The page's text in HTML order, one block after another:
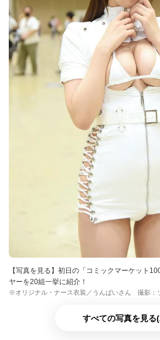
【写真を見る】初日の「コミックマーケット
ヤーを20組一挙に紹介！
※オリジナル・ナース衣装／うんぱいさん 撮影：
すべての写真を見る